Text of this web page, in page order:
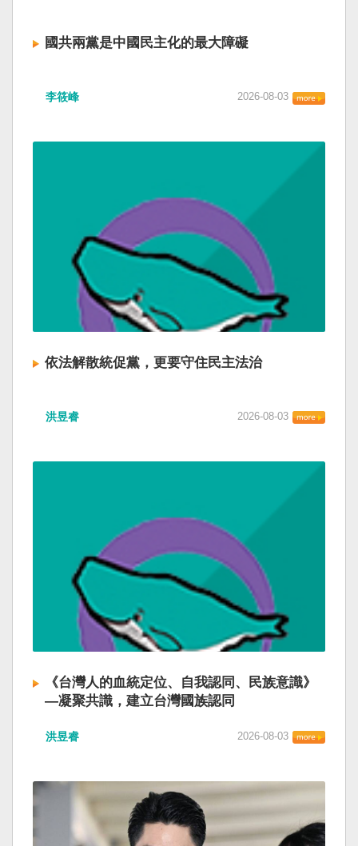
國共兩黨是中國民主化的最大障礙
李筱峰 2026-08-03
依法解散統促黨，更要守住民主法治
洪昱睿 2026-08-03
《台灣人的血統定位、自我認同、民族意識》
—凝聚共識，建立台灣國族認同
洪昱睿 2026-08-03